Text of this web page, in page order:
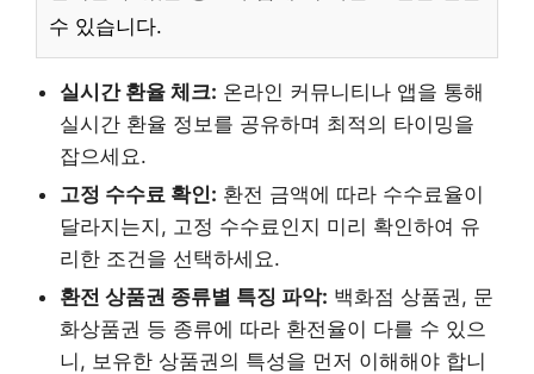
수 있습니다.
실시간 환율 체크: 온라인 커뮤니티나 앱을 통해
실시간 환율 정보를 공유하며 최적의 타이밍을
잡으세요.
고정 수수료 확인: 환전 금액에 따라 수수료율이
달라지는지, 고정 수수료인지 미리 확인하여 유
리한 조건을 선택하세요.
환전 상품권 종류별 특징 파악: 백화점 상품권, 문
화상품권 등 종류에 따라 환전율이 다를 수 있으
니, 보유한 상품권의 특성을 먼저 이해해야 합니